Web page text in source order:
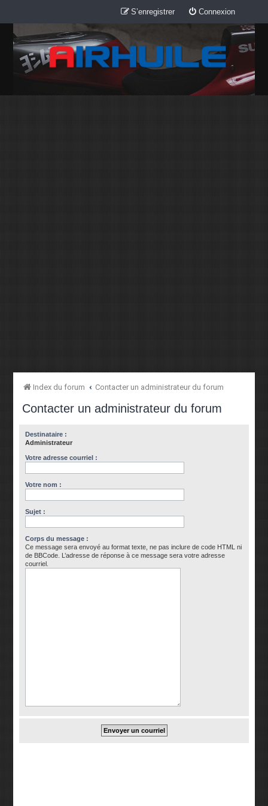
Connexion
S’enregistrer
Index du forum Contacter un administrateur du forum
Contacter un administrateur du forum
Destinataire :
Administrateur
Votre adresse courriel :
Votre nom :
Sujet :
Corps du message :
Ce message sera envoyé au format texte, ne pas inclure de code HTML ni
de BBCode. L’adresse de réponse à ce message sera votre adresse
courriel.